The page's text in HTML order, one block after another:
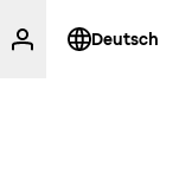
Deutsch